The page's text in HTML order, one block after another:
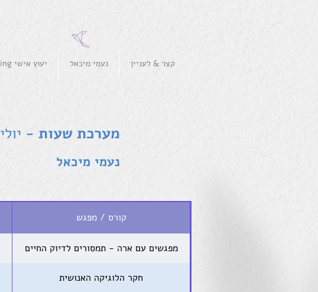
קצר & לעניין נעמי מיכאל יעוץ אישי Counselling
מערכת שעות - יולי 2026
נעמי מיכאל
קורס / מפגש
מפגשים עם ארה - תמסורים לדיוק החיים
חקר הלוגיקה האנושית